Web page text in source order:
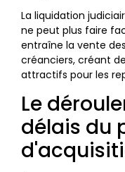
La liquidation
ne peut plus faire
entraîne la vente
créanciers, créant
attractifs pour les
Le
délais du